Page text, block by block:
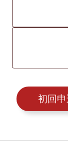
初回